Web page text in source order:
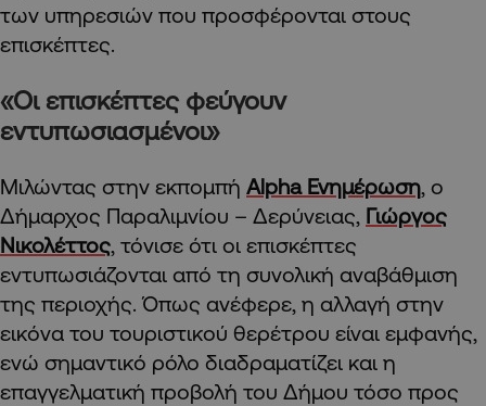
των υπηρεσιών που προσφέρονται στους
επισκέπτες.
«Οι επισκέπτες φεύγουν
εντυπωσιασμένοι»
Μιλώντας στην εκπομπή Alpha Ενημέρωση , ο
Δήμαρχος Παραλιμνίου – Δερύνειας, Γιώργος
Νικολέττος , τόνισε ότι οι επισκέπτες
εντυπωσιάζονται από τη συνολική αναβάθμιση
της περιοχής. Όπως ανέφερε, η αλλαγή στην
εικόνα του τουριστικού θερέτρου είναι εμφανής,
ενώ σημαντικό ρόλο διαδραματίζει και η
επαγγελματική προβολή του Δήμου τόσο προς